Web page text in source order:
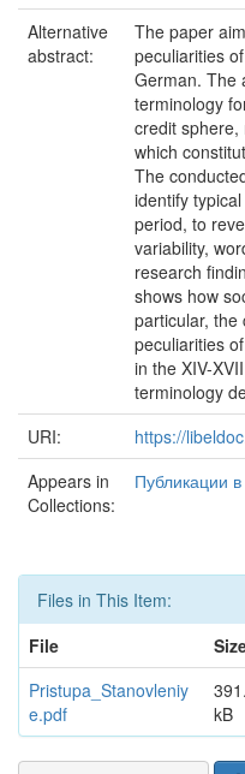
Alternative
abstract:
The paper
peculiarities
German. The
terminology
credit sphere,
which
The
identify
period, to
variability,
research
shows how
particular, the
peculiarities
in the XIV-
terminology
URI:
https://
Appears in
Collections:
Публикации
Files in This Item:
File
Pristupa_Stanovleniy
e.pdf
kB